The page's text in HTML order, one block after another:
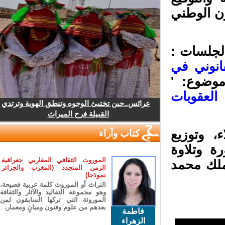
الوطني
:
في
'
وتوزيع
وتلاوة
محمد
عرائس..حين تختبئ الوجوه وتنطق الهوية وترتدي
القبيلة فرح الميراث
كتاب وآراء
فاطمة
الزهراء
الموروث الثقافي المغاربي جغرافية
الزمن المتجدد (المغرب والجزائر
نموذجا)
التراث أو الموروث كلمة عربية فصيحة،
وهو مجموعة التقاليد والآثار والثقافة
الموروثة التي تركها السابقون لمن
بعدهم من علوم وفنون ومبانٍ ومعمار،